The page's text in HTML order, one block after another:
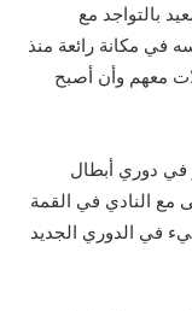
بالتواجد مع
في مكانة رائعة منذ
معهم وأن أصبح
في دوري أبطال
مع النادي في القمة
في الدوري الجديد